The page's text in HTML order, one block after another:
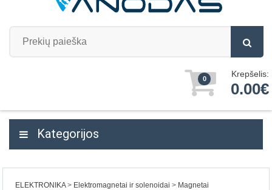
0 Krepšelis:
0.00€
Kategorijos
ELEKTRONIKA Elektromagnetai ir solenoidai Magnetai